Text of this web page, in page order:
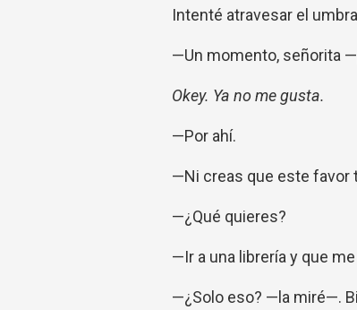
Intenté atravesar el
—Un momento, señorita
Okey. Ya no me gusta.
—Por ahí.
—Ni creas que este favor
—¿Qué quieres?
—Ir a una librería y que
—¿Solo eso? —la miré—.